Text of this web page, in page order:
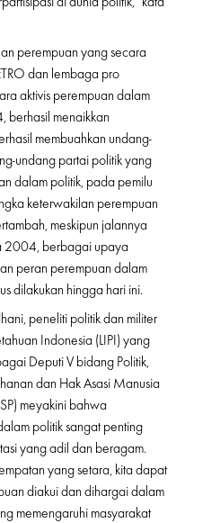
perempuan yang secara
dan lembaga pro
aktivis perempuan dalam
berhasil menaikkan
membuahkan undang-
undang partai politik yang
dalam politik, pada pemilu
keterwakilan perempuan
meskipun jalannya
2004, berbagai upaya
peran perempuan dalam
dilakukan hingga hari ini.
peneliti politik dan militer
Indonesia (LIPI) yang
Deputi V bidang Politik,
dan Hak Asasi Manusia
meyakini bahwa
politik sangat penting
yang adil dan beragam.
yang setara, kita dapat
diakui dan dihargai dalam
memengaruhi masyarakat